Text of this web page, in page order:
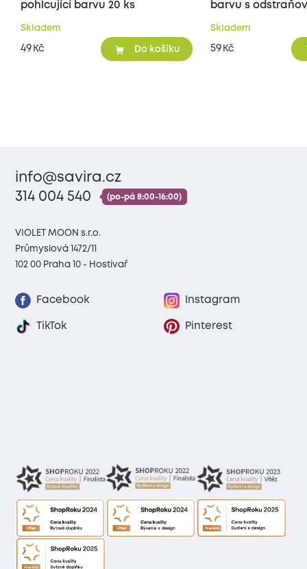
pohlcující barvu 20 ks
Skladem
49 Kč Do košíku
barvu s
Skladem
59 Kč
info@savira.cz
314 004 540
(po-pá 8:00-16:00)
VIOLET MOON s.r.o.
Průmyslová 1472/11
102 00 Praha 10 - Hostivař
Facebook Instagram
TikTok Pinterest